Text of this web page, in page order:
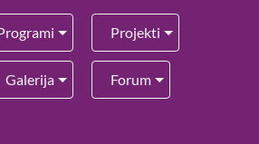
Projekti
Galerija Forum